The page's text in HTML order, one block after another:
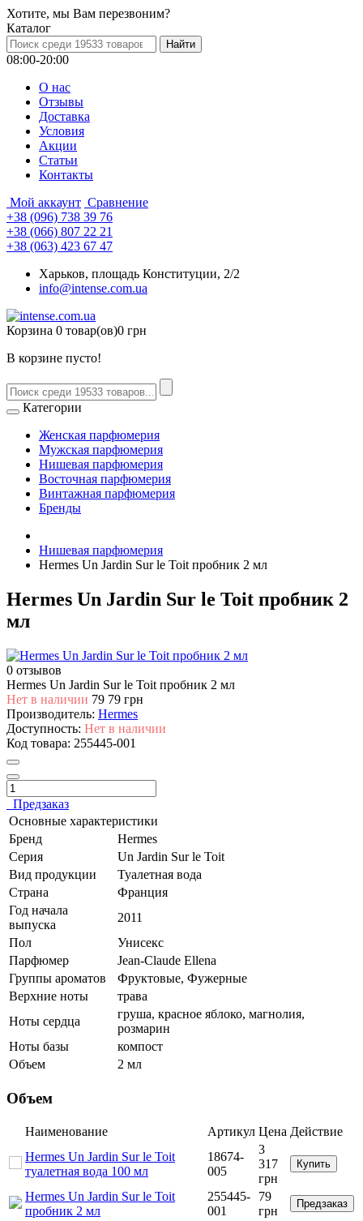
Хотите, мы Вам перезвоним?
Каталог
08:00-20:00
О нас
Отзывы
Доставка
Условия
Aкции
Статьи
Контакты
Мой аккаунт Сравнение
+38 (096) 738 39 76
+38 (066) 807 22 21
+38 (063) 423 67 47
Харьков, площадь Конституции, 2/2
info@intense.com.ua
Корзина 0 товар(ов)0 грн
В корзине пусто!
Категории
Женская парфюмерия
Мужская парфюмерия
Нишевая парфюмерия
Восточная парфюмерия
Винтажная парфюмерия
Бренды
Нишевая парфюмерия
Hermes Un Jardin Sur le Toit пробник 2 мл
Hermes Un Jardin Sur le Toit пробник 2
мл
0 отзывов
Hermes Un Jardin Sur le Toit пробник 2 мл
Нет в наличии 79 79 грн
Производитель: Hermes
Доступность: Нет в наличии
Код товара: 255445-001
Предзаказ
Основные характеристики
Бренд
Hermes
Серия
Un Jardin Sur le Toit
Вид продукции
Туалетная вода
Страна
Франция
Год начала
выпуска
2011
Пол
Унисекс
Парфюмер
Jean-Claude Ellena
Группы ароматов
Фруктовые, Фужерные
Верхние ноты
трава
Ноты сердца
груша, красное яблоко, магнолия,
розмарин
Ноты базы
компост
Объем
2 мл
Объем
Наименование Артикул Цена Действие
Hermes Un Jardin Sur le Toit
туалетная вода 100 мл
18674-
005
3
317
грн
Купить
Hermes Un Jardin Sur le Toit
пробник 2 мл
255445-
001
79
грн
Предзаказ